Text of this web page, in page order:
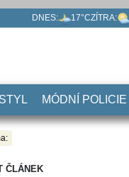
DNES: 17°CZÍTRA:
MÓDNÍ POLICIE
ČLÁNEK